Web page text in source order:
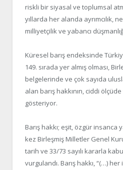
riskli bir siyasal ve toplumsal
yıllarda her alanda ayrımcılık,
milliyetçilik ve yabancı
Küresel barış endeksinde
149. sırada yer almış olması,
belgelerinde ve çok sayıda
alan barış hakkının, ciddi
gösteriyor.
Barış hakkı; eşit, özgür insanca
kez Birleşmiş Milletler Genel
tarih ve 33/73 sayılı kararla
vurgulandı. Barış hakkı, “(…)